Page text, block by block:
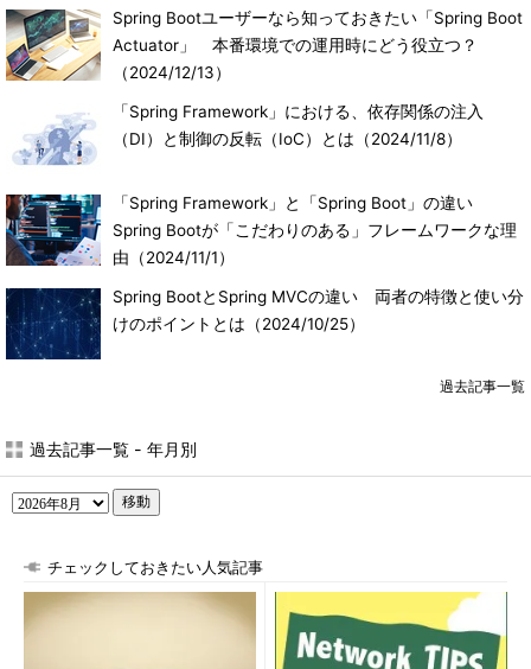
Spring Bootユーザーなら知っておきたい「Spring Boot
Actuator」 本番環境での運用時にどう役立つ？
（2024/12/13）
「Spring Framework」における、依存関係の注入
（DI）と制御の反転（IoC）とは （2024/11/8）
「Spring Framework」と「Spring Boot」の違い
Spring Bootが「こだわりのある」フレームワークな理
由 （2024/11/1）
Spring BootとSpring MVCの違い 両者の特徴と使い分
けのポイントとは （2024/10/25）
過去記事一覧
過去記事一覧 - 年月別
移動
チェックしておきたい人気記事